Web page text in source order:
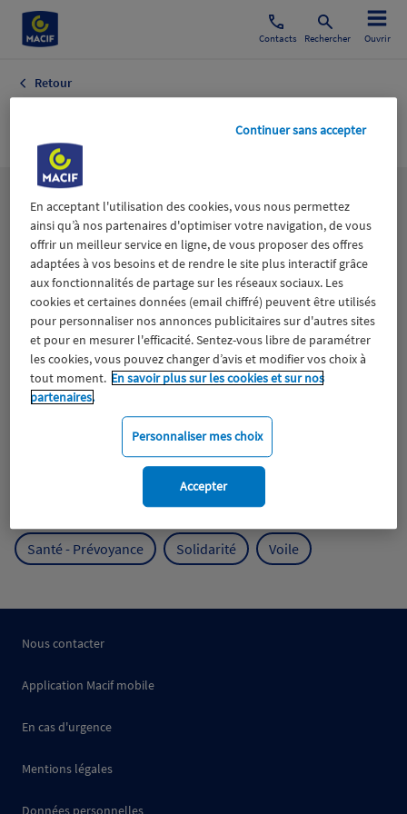
Contacts Rechercher Ouvrir
Retour
Lesthématiques
Aidants Catastrophes naturelles Climat
ESS
Expérience clients Fondation Macif Jeunesse
Mobilité
Protection de l'environnement
Protection des océans Prévention
Santé - Prévoyance Solidarité Voile
Nous contacter
Application Macif mobile
En cas d'urgence
Mentions légales
Données personnelles
En acceptant l'utilisation des cookies, vous nous permettez
ainsi qu’à nos partenaires d'optimiser votre navigation, de vous
offrir un meilleur service en ligne, de vous proposer des offres
adaptées à vos besoins et de rendre le site plus interactif grâce
aux fonctionnalités de partage sur les réseaux sociaux. Les
cookies et certaines données (email chiffré) peuvent être utilisés
pour personnaliser nos annonces publicitaires sur d'autres sites
et pour en mesurer l'efficacité. Sentez-vous libre de paramétrer
les cookies, vous pouvez changer d’avis et modifier vos choix à
tout moment. En savoir plus sur les cookies et sur nos
partenaires.
Personnaliser mes choix
Continuer sans accepter
Accepter